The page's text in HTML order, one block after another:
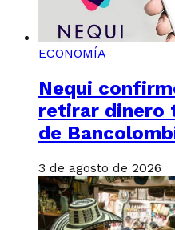
ECONOMÍA
Nequi
retirar dinero
de
3 de agosto de 2026